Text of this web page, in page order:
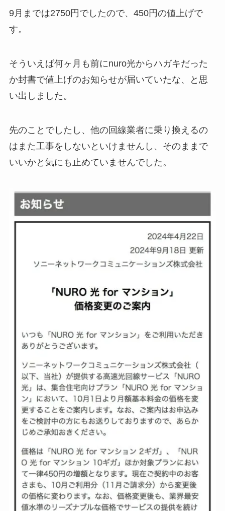
9月までは2750円でしたので、450円の値上げで
す。
そういえば何ヶ月も前にnuro光からハガキだった
か封書で値上げのお知らせが届いていたな、と思
い出しました。
先のことでしたし、他の回線業者に乗り換えるの
はまた工事をしないといけませんし、そのままで
いいかと気にも止めていませんでした。